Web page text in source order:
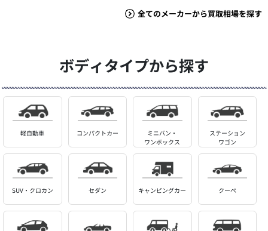
全てのメーカーから買取相場を探す
ボディタイプから探す
軽自動車 コンパクトカー
ミニバン・
ワンボックス
ステーション
ワゴン
SUV・クロカン セダン キャンピングカー クーペ